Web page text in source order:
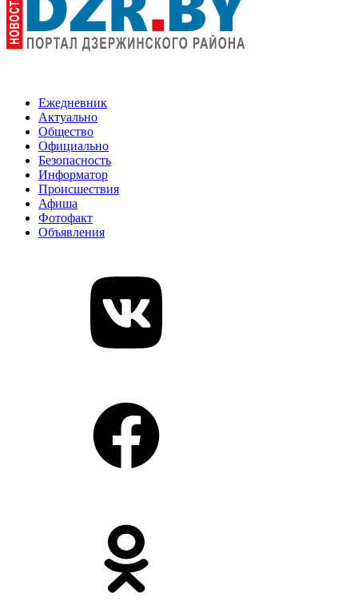
Ежедневник
Актуально
Общество
Официально
Безопасность
Информатор
Происшествия
Афиша
Фотофакт
Объявления